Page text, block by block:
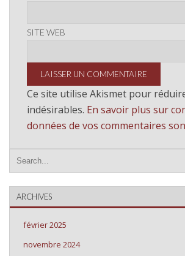
SITE WEB
Ce site utilise Akismet pour
indésirables. En savoir plus sur
données de vos commentaires
ARCHIVES
février 2025
novembre 2024